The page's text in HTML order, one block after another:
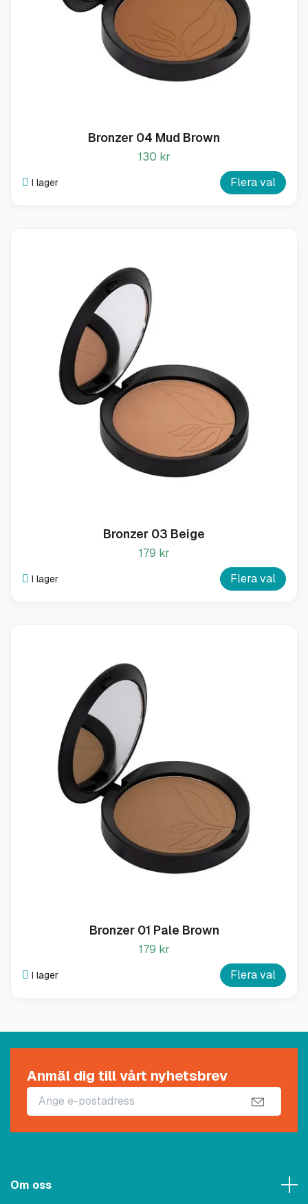
Bronzer 04 Mud Brown
130 kr
I lager Flera val
Bronzer 03 Beige
179 kr
I lager Flera val
Bronzer 01 Pale Brown
179 kr
I lager Flera val
Anmäl dig till vårt nyhetsbrev
Om oss